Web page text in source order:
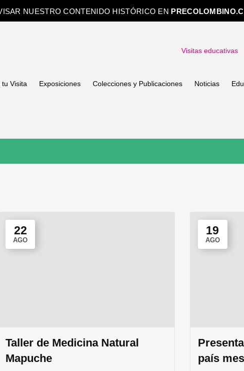
NUESTRO CONTENIDO HISTÓRICO EN
Visitas educativas
tu Visita Exposiciones Colecciones y Publicaciones Noticias
22
AGO
Taller de Medicina Natural
Mapuche
19
AGO
país